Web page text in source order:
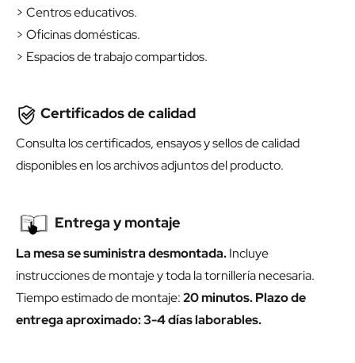
> Centros educativos.
> Oficinas domésticas.
> Espacios de trabajo compartidos.
Certificados de calidad
Consulta los certificados, ensayos y sellos de calidad
disponibles en los archivos adjuntos del producto.
Entrega y montaje
La mesa se suministra desmontada.Incluye
instrucciones de montaje y toda la tornillería necesaria.
Tiempo estimado de montaje:20 minutos.Plazo de
entrega aproximado: 3-4 días laborables.